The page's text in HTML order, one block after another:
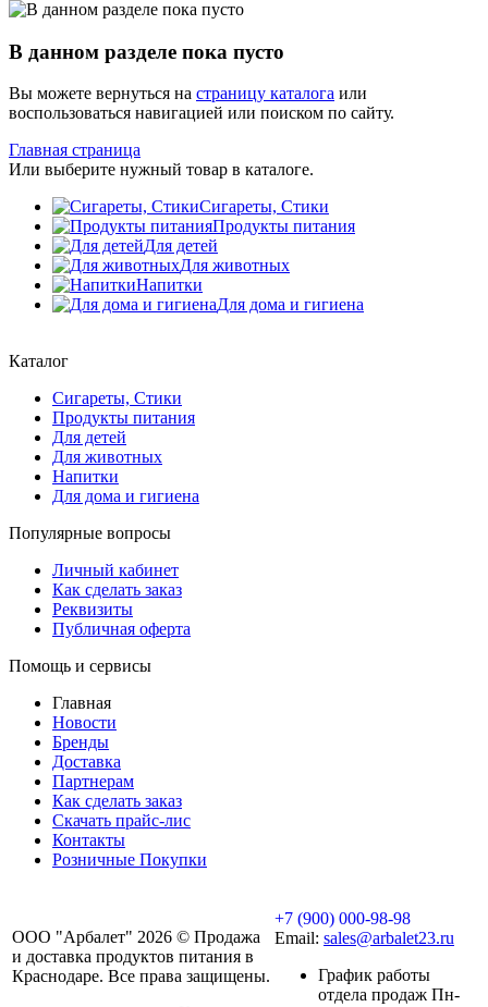
В данном разделе пока пусто
Вы можете вернуться на страницу каталога или
воспользоваться навигацией или поиском по сайту.
Главная страница
Или выберите нужный товар в каталоге.
Сигареты, Стики
Продукты питания
Для детей
Для животных
Напитки
Для дома и гигиена
Каталог
Сигареты, Стики
Продукты питания
Для детей
Для животных
Напитки
Для дома и гигиена
Популярные вопросы
Личный кабинет
Как сделать заказ
Реквизиты
Публичная оферта
Помощь и сервисы
Главная
Новости
Бренды
Доставка
Партнерам
Как сделать заказ
Скачать прайс-лис
Контакты
Розничные Покупки
ООО "Арбалет" 2026 © Продажа
и доставка продуктов питания в
Краснодаре. Все права защищены.
+7 (900) 000-98-98
Email: sales@arbalet23.ru
График работы
отдела продаж Пн-